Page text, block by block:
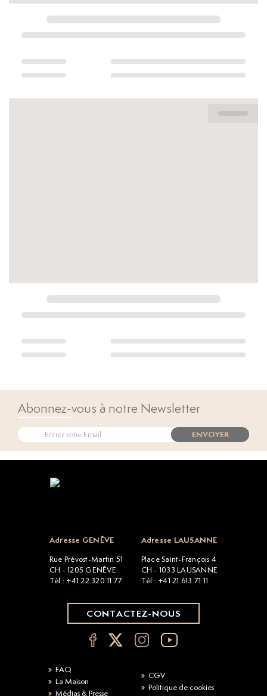
Abonnez-vous à notre Newsletter
ENVOYER
Adresse GENÈVE
Rue Prévost-Martin 51
CH - 1205 GENÈVE
Tél : +41 22 320 11 77
Adresse LAUSANNE
Place Saint-François 4
CH - 1033 LAUSANNE
Tél : +41 21 613 71 11
CONTACTEZ-NOUS
FAQ
La Maison
Médias & Presse
CGV
Politique de cookies